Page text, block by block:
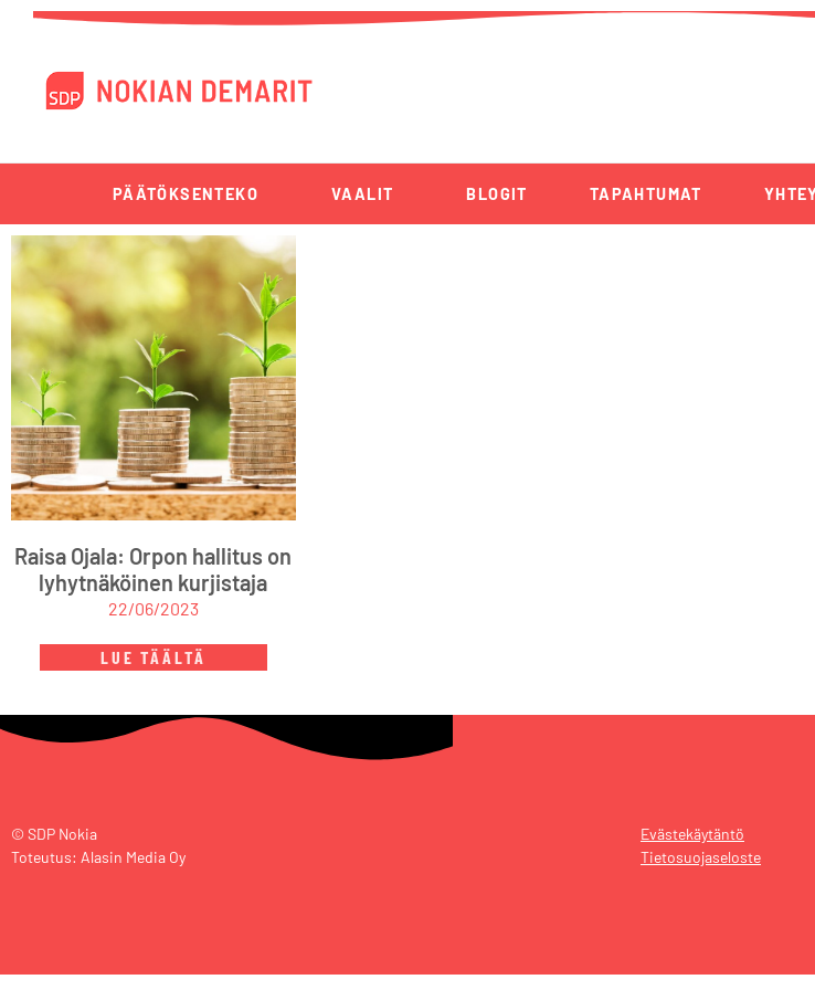
PÄÄTÖKSENTEKO VAALIT BLOGIT TAPAHTUMAT
Raisa Ojala: Orpon hallitus on
lyhytnäköinen kurjistaja
22/06/2023
LUE TÄÄLTÄ
© SDP Nokia
Toteutus: Alasin Media Oy
Evästekäytäntö
Tietosuojaseloste